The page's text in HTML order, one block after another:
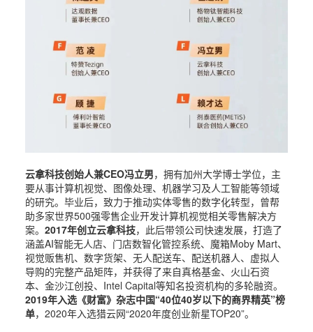
云拿科技创始人兼CEO冯立男，拥有加州大学博士学位，主
要从事计算机视觉、图像处理、机器学习及人工智能等领域
的研究。毕业后，致力于推动实体零售的数字化转型，曾帮
助多家世界500强零售企业开发计算机视觉相关零售解决方
案。 2017年创立云拿科技，此后带领公司快速发展，打造了
涵盖AI智能无人店、门店数智化管控系统、魔箱Moby Mart、
视觉贩售机、数字货架、无人配送车、配送机器人、虚拟人
导购的完整产品矩阵，并获得了来自真格基金、火山石资
本、金沙江创投、Intel Capital等知名投资机构的多轮融资。
2019年入选《财富》杂志中国“40位40岁以下的商界精英”榜
单，2020年入选猎云网“2020年度创业新星TOP20”。